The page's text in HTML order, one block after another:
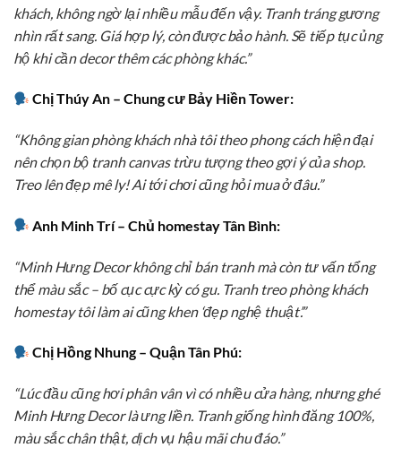
khách, không ngờ lại nhiều mẫu đến vậy. Tranh tráng gương
nhìn rất sang. Giá hợp lý, còn được bảo hành. Sẽ tiếp tục ủng
hộ khi cần decor thêm các phòng khác.”
Chị Thúy An – Chung cư Bảy Hiền Tower:
“Không gian phòng khách nhà tôi theo phong cách hiện đại
nên chọn bộ tranh canvas trừu tượng theo gợi ý của shop.
Treo lên đẹp mê ly! Ai tới chơi cũng hỏi mua ở đâu.”
Anh Minh Trí – Chủ homestay Tân Bình:
“Minh Hưng Decor không chỉ bán tranh mà còn tư vấn tổng
thể màu sắc – bố cục cực kỳ có gu. Tranh treo phòng khách
homestay tôi làm ai cũng khen ‘đẹp nghệ thuật’.”
Chị Hồng Nhung – Quận Tân Phú:
“Lúc đầu cũng hơi phân vân vì có nhiều cửa hàng, nhưng ghé
Minh Hưng Decor là ưng liền. Tranh giống hình đăng 100%,
màu sắc chân thật, dịch vụ hậu mãi chu đáo.”